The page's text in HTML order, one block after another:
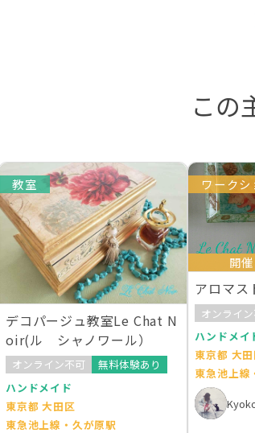
この
教室
デコパージュ教室Le Chat N
oir(ル シャノワール）
オンライン不可
無料体験あり
ハンドメイド
東京都 大田区
東急池上線・久が原駅
ワーク
開
アロマス
オンライ
ハンドメイ
東京都 大
東急池上線